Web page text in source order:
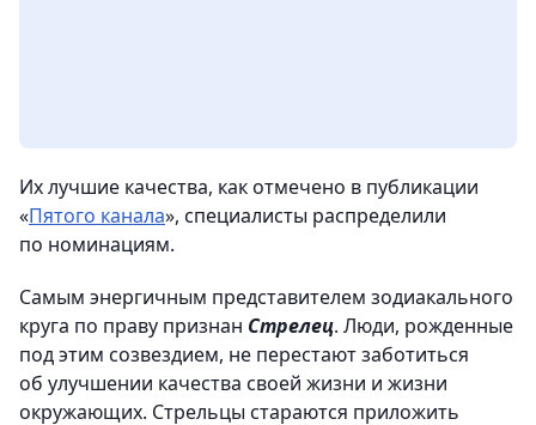
Их лучшие качества, как отмечено в публикации
«Пятого канала», специалисты распределили
по номинациям.
Самым энергичным представителем зодиакального
круга по праву признан Стрелец. Люди, рожденные
под этим созвездием, не перестают заботиться
об улучшении качества своей жизни и жизни
окружающих. Стрельцы стараются приложить